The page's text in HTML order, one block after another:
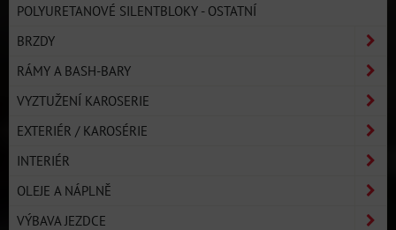
POLYURETANOVÉ SILENTBLOKY - OSTATNÍ
BRZDY
RÁMY A BASH-BARY
VYZTUŽENÍ KAROSERIE
EXTERIÉR / KAROSÉRIE
INTERIÉR
OLEJE A NÁPLNĚ
VÝBAVA JEZDCE